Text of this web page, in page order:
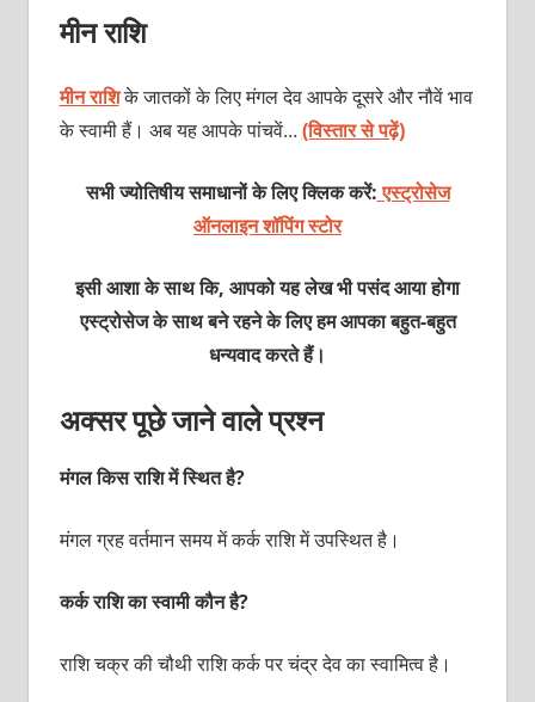
मीन राशि
मीन राशिके जातकों के लिए मंगल देव आपके दूसरे और नौवें भाव
के स्वामी हैं। अब यह आपके पांचवें…(विस्तार से पढ़ें)
सभी ज्योतिषीय समाधानों के लिए क्लिक करें: एस्ट्रोसेज
ऑनलाइन शॉपिंग स्टोर
इसी आशा के साथ कि, आपको यह लेख भी पसंद आया होगा
एस्ट्रोसेज के साथ बने रहने के लिए हम आपका बहुत-बहुत
धन्यवाद करते हैं।
अक्सर पूछे जाने वाले प्रश्न
मंगल किस राशि में स्थित है?
मंगल ग्रह वर्तमान समय में कर्क राशि में उपस्थित है।
कर्क राशि का स्वामी कौन है?
राशि चक्र की चौथी राशि कर्क पर चंद्र देव का स्वामित्व है।